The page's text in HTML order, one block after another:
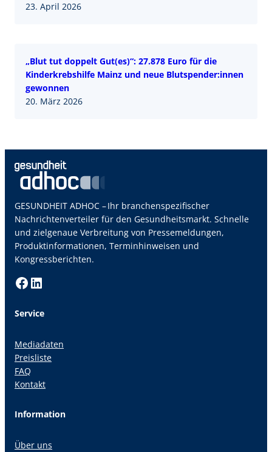
23. April 2026
„Blut tut doppelt Gut(es)“: 27.878 Euro für die
Kinderkrebshilfe Mainz und neue Blutspender:innen
gewonnen
20. März 2026
GESUNDHEIT ADHOC – Ihr branchenspezifischer
Nachrichtenverteiler für den Gesundheitsmarkt. Schnelle
und zielgenaue Verbreitung von Pressemeldungen,
Produktinformationen, Terminhinweisen und
Kongressberichten.
Facebook LinkedIn
Service
Mediadaten
Preisliste
FAQ
Kontakt
Information
Über uns